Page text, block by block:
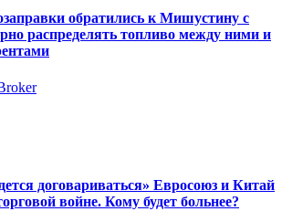
обратились к Мишустину с
распределять топливо между ними и
договариваться» Евросоюз и Китай
войне. Кому будет больнее?